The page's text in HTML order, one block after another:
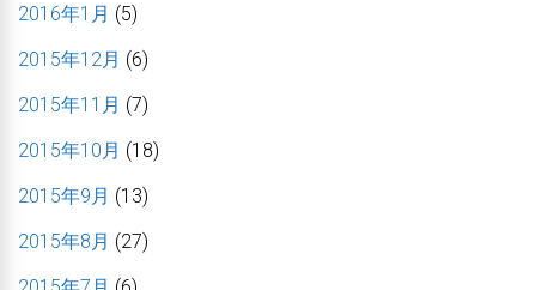
2016年1月 (5)
2015年12月 (6)
2015年11月 (7)
2015年10月 (18)
2015年9月 (13)
2015年8月 (27)